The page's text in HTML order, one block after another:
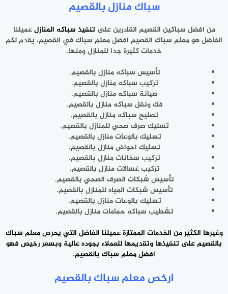
سباك منازل بالقصيم
من افضل سباكين القصيم القادرين ‎على تنفيذ سباكه المنازلعميلنا
الفاضل هو معلم سباك القصيم افضل ‎معلم سباك في القصيم، يقدم لكم
خدمات كثيرة جدا للمنازل ومنها.
‎تأسيس سباكه منازل بالقصيم.
تركيب سباكه منازل بالقصيم.
صيانة ‎سباكه منازل بالقصيم.
فك ونقل سباكه منازل بالقصيم.
تصليح سباكه ‎منازل بالقصيم.
تسليك صرف صحي للمنازل بالقصيم.
تسليك بالوعات ‎منازل بالقصيم.
تسليك احواض منازل بالقصيم.
تركيب سخانات منازل ‎بالقصيم.
تركيب غسالات منازل بالقصيم.
تأسيس شبكات الصرف الصحي ‎بالقصيم.
تأسيس شبكات المياه للمنازل بالقصيم.
تسليك بالوعات منازل ‎بالقصيم.
تشطيب سباكه حمامات منازل بالقصيم.
وغيرها الكثير من ‎الخدمات الممتازة عميلنا الفاضل التي يحرص معلم
سباك
بالقصيم
على ‎تنفيذها وتقديمها للعملاء بجوده عالية وبسعر رخيص فهو
افضل معلم ‎سباك بالقصيم.
ارخص معلم سباك بالقصيم